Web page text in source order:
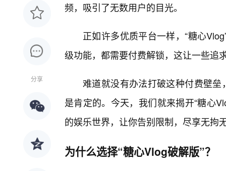
分享
频，吸引了无数用户的目光。
正如许多优质平台一样，“糖心
级功能，都需要付费解锁，这让一些追
难道就没有办法打破这种付费壁垒
是肯定的。今天，我们就来揭开“糖心
的娱乐世界，让你告别限制，尽享无拘
为什么选择“糖心Vlog破解版”？